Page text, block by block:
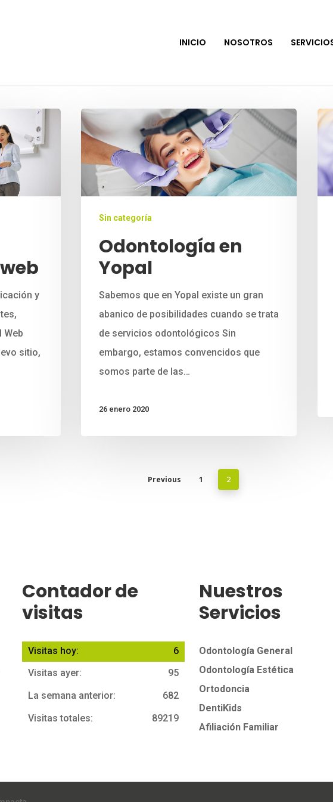
close
INICIO NOSOTROS
y
Web
sitio,
Sin categoría
Odontología en
Yopal
Sabemos que en Yopal existe un gran
abanico de posibilidades cuando se trata
de servicios odontológicos Sin
embargo, estamos convencidos que
somos parte de las…
26 enero 2020
Previous 1 2
Contador de
visitas
6
Visitas hoy:
95
Visitas ayer:
682
La semana anterior:
89219
Visitas totales:
Nuestros
Servicios
Odontología General
Odontología Estética
Ortodoncia
DentiKids
Afiliación Familiar